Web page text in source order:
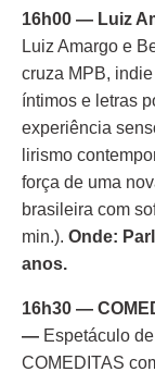
16h00 — Luiz
Luiz Amargo e
cruza MPB,
íntimos e letras
experiência
lirismo
força de uma
brasileira com
min.). Onde:
anos.
16h30 —
— Espetáculo
COMEDITAS